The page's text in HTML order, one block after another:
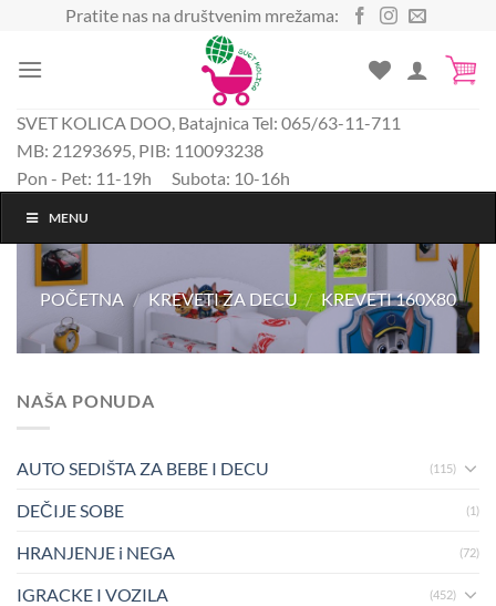
sadržaj
Pratite nas na društvenim mrežama:
SVET KOLICA DOO, Batajnica Tel: 065/63-11-711
MB: 21293695, PIB: 110093238
Pon - Pet: 11-19h Subota: 10-16h
MENU
POČETNA / KREVETI ZA DECU / KREVETI 160X80
NAŠA PONUDA
AUTO SEDIŠTA ZA BEBE I DECU (115)
DEČIJE SOBE (1)
HRANJENJE i NEGA (72)
IGRACKE I VOZILA (452)